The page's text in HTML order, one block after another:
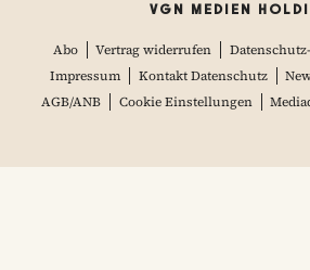
VGN MEDIEN
Abo Vertrag widerrufen
Impressum
Kontakt Datenschutz
AGB/ANB
Cookie Einstellungen